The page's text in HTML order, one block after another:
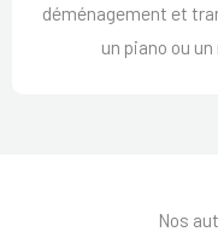
déménagement et
un piano ou
Nos